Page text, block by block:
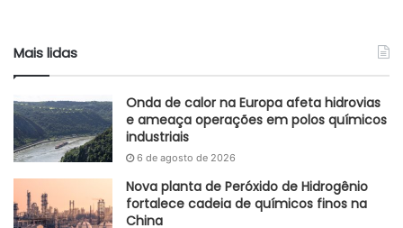
767 mil toneladas de fertilizantes, crescimento de 9,8%.
As operações de cargas conteinerizadas somaram 384,1
TEU (contêiner de 20 pés), aumento de 2,5% em relação a
janeiro de 2021, atingindo a melhor marca histórica para
esse mês, evidenciando a continuidade da tendência de
crescimento verificada no ano passado.
O diretor-presidente da Santos Port Authority (SPA),
Mais lidas
Onda de calor na Europa afeta hidrovias
e ameaça operações em polos químicos
industriais
6 de agosto de 2026
Nova planta de Peróxido de Hidrogênio
fortalece cadeia de químicos finos na
China